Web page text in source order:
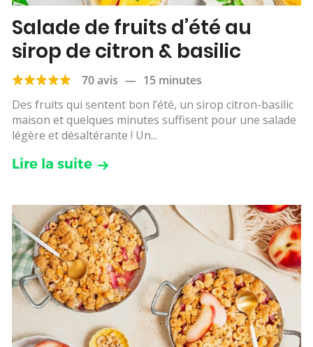
Salade de fruits d’été au
sirop de citron & basilic
70 avis — 15 minutes
Des fruits qui sentent bon l’été, un sirop citron-basilic
maison et quelques minutes suffisent pour une salade
légère et désaltérante ! Un...
Lire la suite